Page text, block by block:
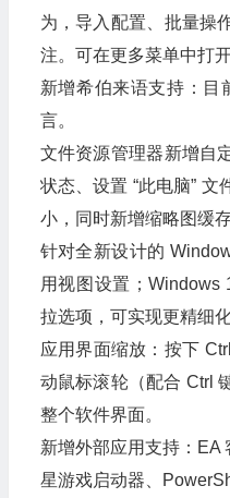
为，导入配置、批量操
注。可在更多菜单中打开
新增希伯来语支持：目
言。
文件资源管理器新增自
状态、设置 “此电脑”
小，同时新增缩略图缓
针对全新设计的
用视图设置；Windows
拉选项，可实现更精细化
应用界面缩放：按下
动鼠标滚轮（配合 Ctrl
整个软件界面。
新增外部应用支持：EA
星游戏启动器、